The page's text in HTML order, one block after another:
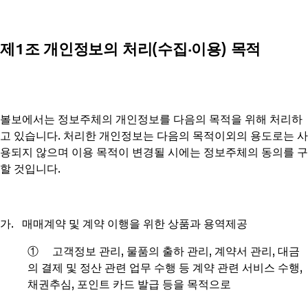
제1조 개인정보의 처리(수집∙이용) 목적
볼보에서는 정보주체의 개인정보를 다음의 목적을 위해 처리하
고 있습니다. 처리한 개인정보는 다음의 목적이외의 용도로는 사
용되지 않으며 이용 목적이 변경될 시에는 정보주체의 동의를 구
할 것입니다.
가. 매매계약 및 계약 이행을 위한 상품과 용역제공
① 고객정보 관리, 물품의 출하 관리, 계약서 관리, 대금
의 결제 및 정산 관련 업무 수행 등 계약 관련 서비스 수행,
채권추심, 포인트 카드 발급 등을 목적으로